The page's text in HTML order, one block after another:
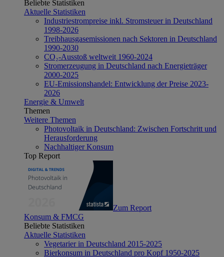
Beliebte Statistiken
Aktuelle Statistiken
Industriestrompreise inkl. Stromsteuer in Deutschland
1998-2026
Treibhausgasemissionen nach Sektoren in Deutschland
1990-2030
CO₂-Ausstoß weltweit 1960-2024
Stromerzeugung in Deutschland nach Energieträger
2000-2025
EU-Emissionshandel: Entwicklung der Preise 2023-
2026
Energie & Umwelt
Themen
Weitere Themen
Photovoltaik in Deutschland: Zwischen Fortschritt und
Herausforderung
Nachhaltiger Konsum
Top Report
Zum Report
Konsum & FMCG
Beliebte Statistiken
Aktuelle Statistiken
Vegetarier in Deutschland 2015-2025
Bierkonsum in Deutschland pro Kopf 1950-2025